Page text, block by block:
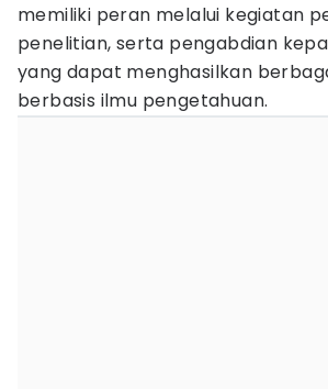
memiliki peran melalui kegiatan
penelitian, serta pengabdian
yang dapat menghasilkan
berbasis ilmu pengetahuan.